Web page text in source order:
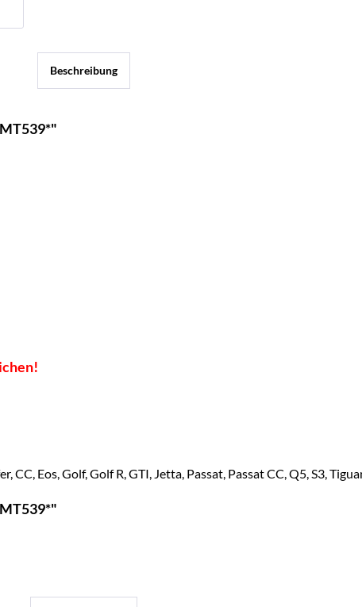
Beschreibung
Eos, Golf, Golf R, GTI, Jetta, Passat, Passat CC, Q5, S3,